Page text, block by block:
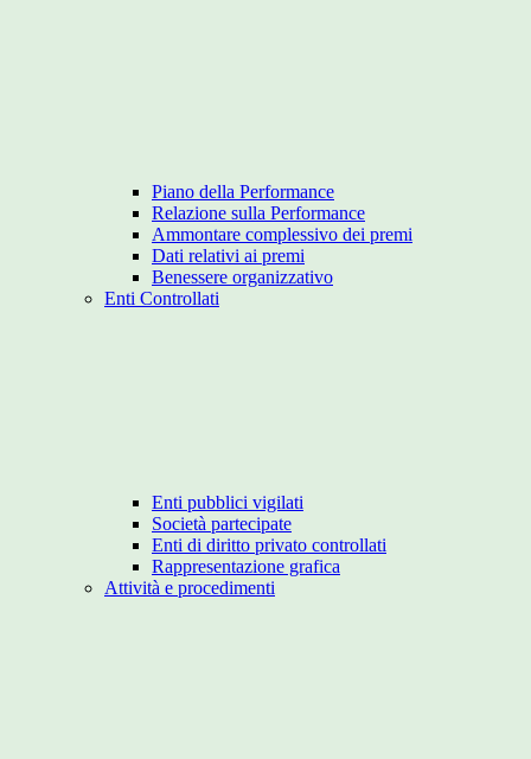
Piano della Performance
Relazione sulla Performance
Ammontare complessivo dei premi
Dati relativi ai premi
Benessere organizzativo
Enti Controllati
Enti pubblici vigilati
Società partecipate
Enti di diritto privato controllati
Rappresentazione grafica
Attività e procedimenti